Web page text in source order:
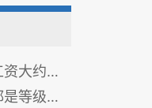
加300元
薪差距大